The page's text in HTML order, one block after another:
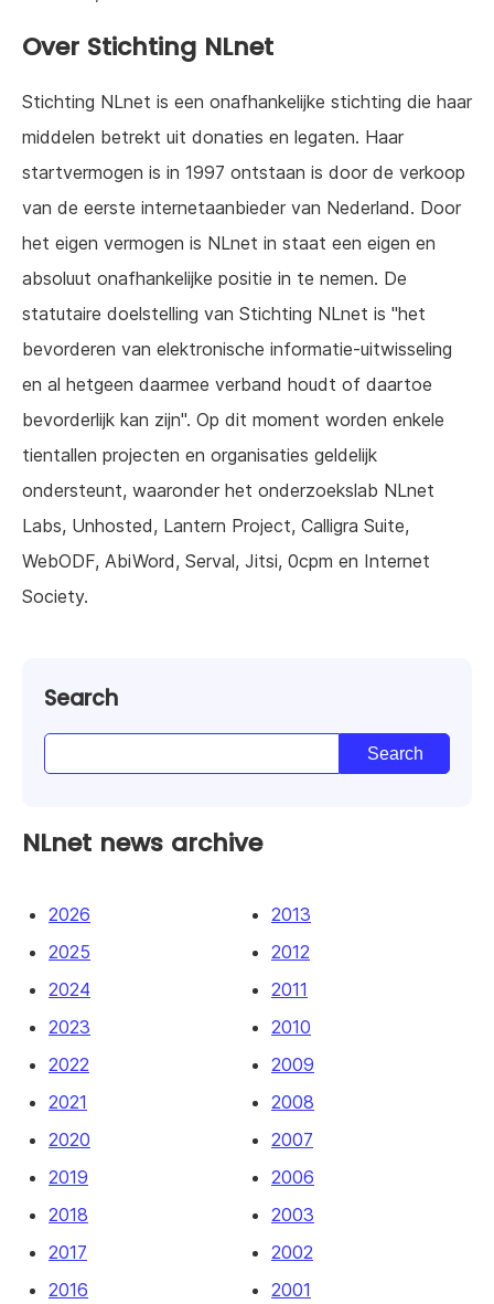
Over Stichting NLnet
Stichting NLnet is een onafhankelijke stichting die haar
middelen betrekt uit donaties en legaten. Haar
startvermogen is in 1997 ontstaan is door de verkoop
van de eerste internetaanbieder van Nederland. Door
het eigen vermogen is NLnet in staat een eigen en
absoluut onafhankelijke positie in te nemen. De
statutaire doelstelling van Stichting NLnet is "het
bevorderen van elektronische informatie-uitwisseling
en al hetgeen daarmee verband houdt of daartoe
bevorderlijk kan zijn". Op dit moment worden enkele
tientallen projecten en organisaties geldelijk
ondersteunt, waaronder het onderzoekslab NLnet
Labs, Unhosted, Lantern Project, Calligra Suite,
WebODF, AbiWord, Serval, Jitsi, 0cpm en Internet
Society.
Search
NLnet news archive
2026
2025
2024
2023
2022
2021
2020
2019
2018
2017
2016
2013
2012
2011
2010
2009
2008
2007
2006
2003
2002
2001